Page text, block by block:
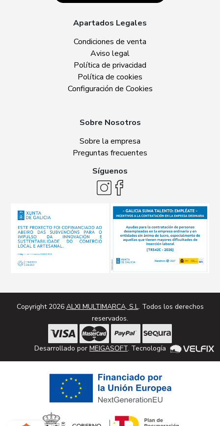
Apartados Legales
Condiciones de venta
Aviso legal
Política de privacidad
Política de cookies
Configuración de Cookies
Sobre Nosotros
Sobre la empresa
Preguntas frecuentes
Síguenos
Copyright 2026 ALXI MULTIMARCA, S.L. Todos los derechos
reservados.
Desarrollado por MEIGASOFT. Tecnología